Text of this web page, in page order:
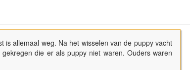
is allemaal weg. Na het wisselen van de puppy vacht
die er als puppy niet waren. Ouders waren